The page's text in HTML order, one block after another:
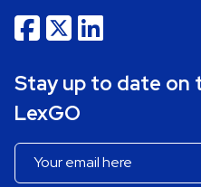
Stay up to date on
LexGO